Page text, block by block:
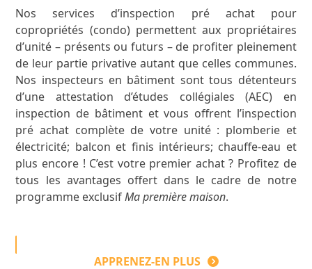
Nos services d’inspection pré achat pour
copropriétés (condo) permettent aux propriétaires
d’unité – présents ou futurs – de profiter pleinement
de leur partie privative autant que celles communes.
Nos inspecteurs en bâtiment sont tous détenteurs
d’une attestation d’études collégiales (AEC) en
inspection de bâtiment et vous offrent l’inspection
pré achat complète de votre unité : plomberie et
électricité; balcon et finis intérieurs; chauffe-eau et
plus encore ! C’est votre premier achat ? Profitez de
tous les avantages offert dans le cadre de notre
programme exclusifMa première maison.
APPRENEZ-EN PLUS